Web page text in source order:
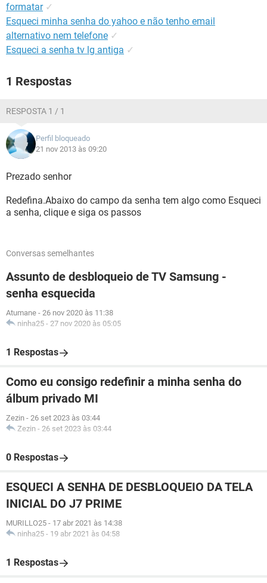
formatar ✓
Esqueci minha senha do yahoo e não tenho email
alternativo nem telefone ✓
Esqueci a senha tv lg antiga ✓
1 Respostas
RESPOSTA 1 / 1
Perfil bloqueado
21 nov 2013 às 09:20
Prezado senhor
Redefina.Abaixo do campo da senha tem algo como Esqueci
a senha, clique e siga os passos
Conversas semelhantes
Assunto de desbloqueio de TV Samsung -
senha esquecida
Atumane - 26 nov 2020 às 11:38
ninha25 - 27 nov 2020 às 05:05
1 Respostas
Como eu consigo redefinir a minha senha do
álbum privado MI
Zezin - 26 set 2023 às 03:44
Zezin - 26 set 2023 às 03:44
0 Respostas
ESQUECI A SENHA DE DESBLOQUEIO DA TELA
INICIAL DO J7 PRIME
MURILLO25 - 17 abr 2021 às 14:38
ninha25 - 19 abr 2021 às 04:58
1 Respostas